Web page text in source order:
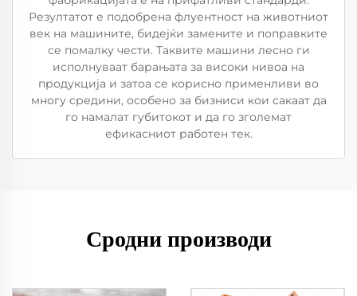
Резултатот е подобрена флуентност на животниот
век на машините, бидејќи замените и поправките
се помалку чести. Таквите машини лесно ги
исполнуваат барањата за високи нивоа на
продукција и затоа се корисно применливи во
многу средини, особено за бизниси кои сакаат да
го намалат губитокот и да го зголемат
ефикасниот работен тек.
Сродни производи